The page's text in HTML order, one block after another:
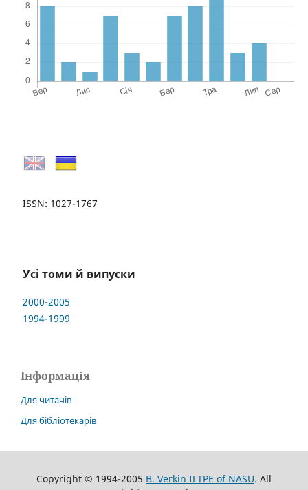
ISSN: 1027-1767
Усі томи й випуски
2000-2005
1994-1999
Інформація
Для читачів
Для бібліотекарів
Copyright © 1994-2005 B. Verkin ILTPE of NASU. All